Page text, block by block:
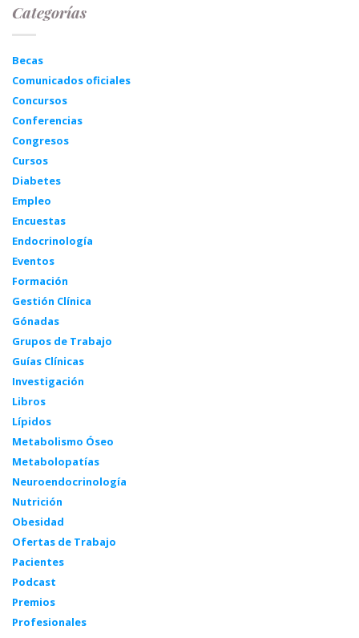
Categorías
Becas
Comunicados oficiales
Concursos
Conferencias
Congresos
Cursos
Diabetes
Empleo
Encuestas
Endocrinología
Eventos
Formación
Gestión Clínica
Gónadas
Grupos de Trabajo
Guías Clínicas
Investigación
Libros
Lípidos
Metabolismo Óseo
Metabolopatías
Neuroendocrinología
Nutrición
Obesidad
Ofertas de Trabajo
Pacientes
Podcast
Premios
Profesionales